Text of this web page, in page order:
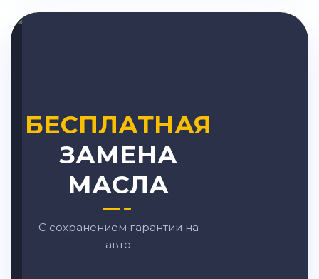
БЕСПЛАТНАЯ
ЗАМЕНА
МАСЛА
С сохранением гарантии на
авто